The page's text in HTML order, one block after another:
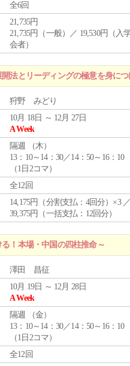
全6回
21,735円
21,735円（一般）／ 19,530円（入
会者）
法とリーディングの極意を身につ
狩野 みどり
10月 18日 ～ 12月 27日
A Week
隔週 （木）
13：10～14：30／14：50～16：10
（1日2コマ）
全12回
14,175円（分割支払：4回分）×3
39,375円（一括支払：12回分）
！本場・中国の四柱推命～
澤田 昌征
10月 19日 ～ 12月 28日
A Week
隔週 （金）
13：10～14：30／14：50～16：10
（1日2コマ）
全12回